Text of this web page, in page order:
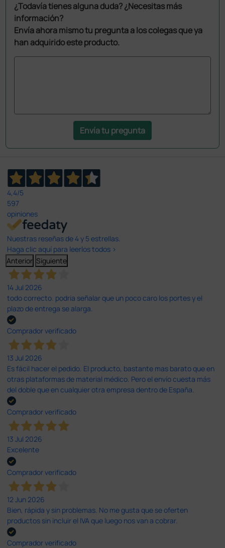
¿Todavía tienes alguna duda? ¿Necesitas más
información?
Envía ahora mismo tu pregunta a los colegas que ya
han adquirido este producto.
Envía tu pregunta
4,4/5
597
opiniones
Nuestras reseñas de 4 y 5 estrellas.
Haga clic aquí para leerlos todos >
Anterior Siguiente
14 Jul 2026
todo correcto. podria señalar que un poco caro los portes y el
plazo de entrega se alarga.
Comprador verificado
13 Jul 2026
Es fácil hacer el pedido. El producto, bastante mas barato que en
otras plataformas de material médico. Pero el envío cuesta más
del doble que en cualquier otra empresa dentro de España.
Comprador verificado
13 Jul 2026
Excelente
Comprador verificado
12 Jun 2026
Bien, rápida y sin problemas. No me gusta que se oferten
productos sin incluir el IVA que luego nos van a cobrar.
Comprador verificado